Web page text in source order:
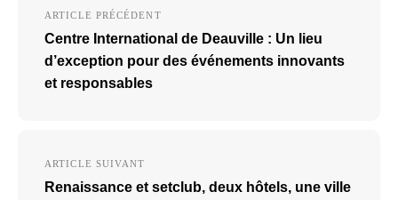
l’article
ARTICLE PRÉCÉDENT
Centre International de Deauville : Un lieu
d’exception pour des événements innovants
et responsables
ARTICLE SUIVANT
Renaissance et setclub, deux hôtels, une ville